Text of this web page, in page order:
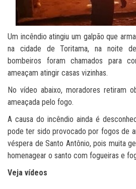
Um incêndio atingiu um galpão que
na cidade de Toritama, na noite
bombeiros foram chamados para
ameaçam atingir casas vizinhas.
No vídeo abaixo, moradores retiram
ameaçada pelo fogo.
A causa do incêndio ainda é
pode ter sido provocado por fogos de
véspera de Santo Antônio, pois muita
homenagear o santo com fogueiras e
Veja vídeos